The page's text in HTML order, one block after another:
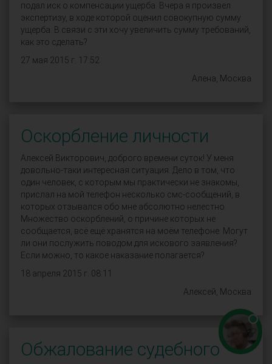
подал иск о компенсации ущерба. Вчера я произвел
экспертизу, в ходе которой оценил совокупную сумму
ущерба. В связи с эти хочу увеличить сумму требований,
как это сделать?
27 мая 2015 г. 17:52
Алена, Москва
Оскорбление личности
Алексей Викторович, доброго времени суток! У меня
довольно-таки интересная ситуация. Дело в том, что
один человек, с которым мы практически не знакомы,
прислал на мой телефон несколько смс-сообщений, в
которых отзывался обо мне абсолютно нелестно.
Множество оскорблений, о причине которых не
сообщается, всё ещё хранятся на моём телефоне. Могут
ли они послужить поводом для искового заявления?
Если можно, то какое наказание полагается?
18 апреля 2015 г. 08:11
Алексей, Москва
Обжалование судебного